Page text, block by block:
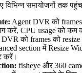
समायोजनों तक
Agent DVR को
करें, CPU usage को कम
DVR को frames को
section में Resize
करें।
fisheye और 360